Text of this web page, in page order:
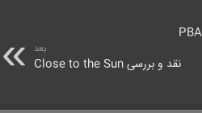
بعد
نقد و بررسی Close to the Sun